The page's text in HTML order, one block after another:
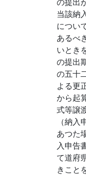
当該納
につい
あるべ
いとき
の提出
の五十
よる更
から起
式等譲
（納
あつた
入申告
て道府
きこと